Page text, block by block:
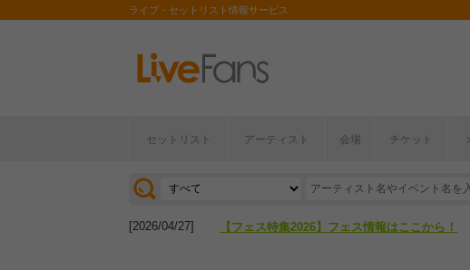
ライブ・セットリスト情報サービス
セットリスト アーティスト 会場 チケット
[2026/07/28] 【ライブ動員ランキング】2026年上半期編発
[2026/04/27] 【フェス特集2026】フェス情報はここから！